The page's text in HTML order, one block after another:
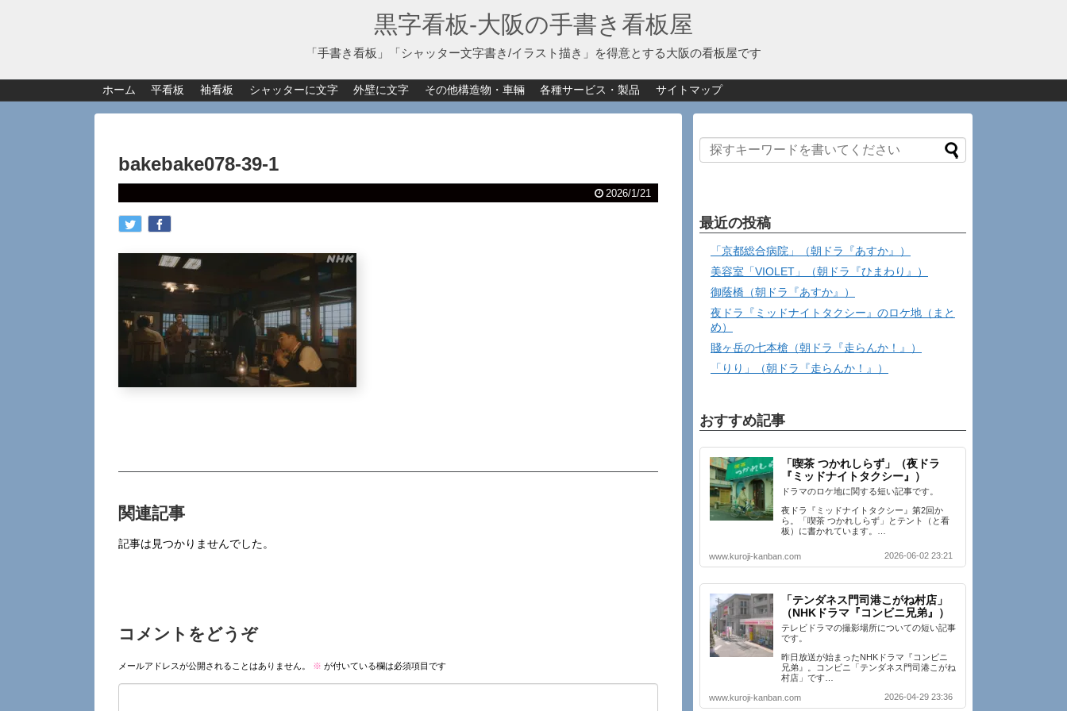
黒字看板‐大阪の手書き看板屋
「手書き看板」「シャッター文字書き/イラスト描き」を得意とする大阪の看板屋です
ホーム 平看板 袖看板 シャッターに文字 外壁に文字 その他構造物・車輛 各種サービス・製品 サイトマップ
bakebake078-39-1
2026/1/21
関連記事
記事は見つかりませんでした。
コメントをどうぞ
メールアドレスが公開されることはありません。 ※ が付いている欄は必須項目です
最近の投稿
「京都総合病院」（朝ドラ『あすか』）
美容室「VIOLET」（朝ドラ『ひまわり』）
御蔭橋（朝ドラ『あすか』）
夜ドラ『ミッドナイトタクシー』のロケ地（まと
め）
賤ヶ岳の七本槍（朝ドラ『走らんか！』）
「りり」（朝ドラ『走らんか！』）
おすすめ記事
「喫茶 つかれしらず」（夜ドラ
『ミッドナイトタクシー』）
ドラマのロケ地に関する短い記事です。
夜ドラ『ミッドナイトタクシー』第2回か
ら。「喫茶 つかれしらず」とテント（と看
板）に書かれています。…
www.kuroji-kanban.com 2026-06-02 23:21
「テンダネス門司港こがね村店」
（NHKドラマ『コンビニ兄弟』）
テレビドラマの撮影場所についての短い記事
です。
昨日放送が始まったNHKドラマ『コンビニ
兄弟』。コンビニ「テンダネス門司港こがね
村店」です…
www.kuroji-kanban.com 2026-04-29 23:36